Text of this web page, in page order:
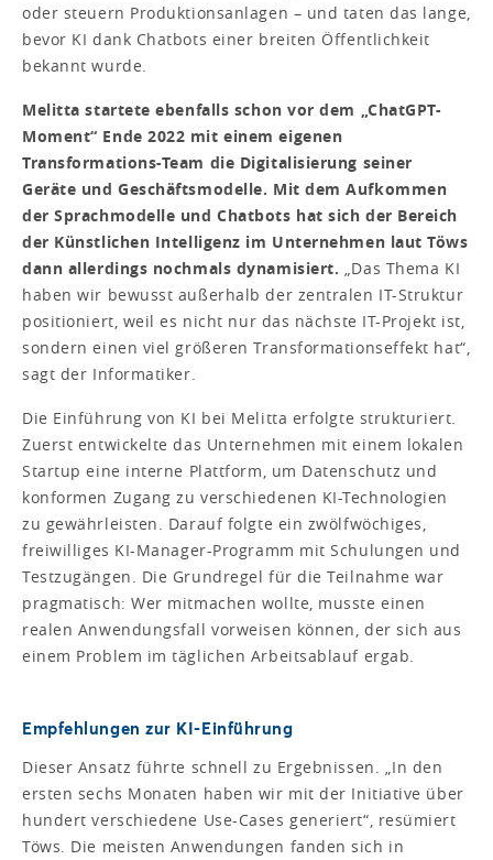
oder steuern Produktionsanlagen – und taten das lange,
bevor KI dank Chatbots einer breiten Öffentlichkeit
bekannt wurde.
Melitta startete ebenfalls schon vor dem „ChatGPT-
Moment“ Ende 2022 mit einem eigenen
Transformations-Team die Digitalisierung seiner
Geräte und Geschäftsmodelle. Mit dem Aufkommen
der Sprachmodelle und Chatbots hat sich der Bereich
der Künstlichen Intelligenz im Unternehmen laut Töws
dann allerdings nochmals dynamisiert. „Das Thema KI
haben wir bewusst außerhalb der zentralen IT-Struktur
positioniert, weil es nicht nur das nächste IT-Projekt ist,
sondern einen viel größeren Transformationseffekt hat“,
sagt der Informatiker.
Die Einführung von KI bei Melitta erfolgte strukturiert.
Zuerst entwickelte das Unternehmen mit einem lokalen
Startup eine interne Plattform, um Datenschutz und
konformen Zugang zu verschiedenen KI-Technologien
zu gewährleisten. Darauf folgte ein zwölfwöchiges,
freiwilliges KI-Manager-Programm mit Schulungen und
Testzugängen. Die Grundregel für die Teilnahme war
pragmatisch: Wer mitmachen wollte, musste einen
realen Anwendungsfall vorweisen können, der sich aus
einem Problem im täglichen Arbeitsablauf ergab.
Empfehlungen zur KI-Einführung
Dieser Ansatz führte schnell zu Ergebnissen. „In den
ersten sechs Monaten haben wir mit der Initiative über
hundert verschiedene Use-Cases generiert“, resümiert
Töws. Die meisten Anwendungen fanden sich in